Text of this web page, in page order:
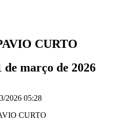
CURTO
de março de 2026
2026 05:28